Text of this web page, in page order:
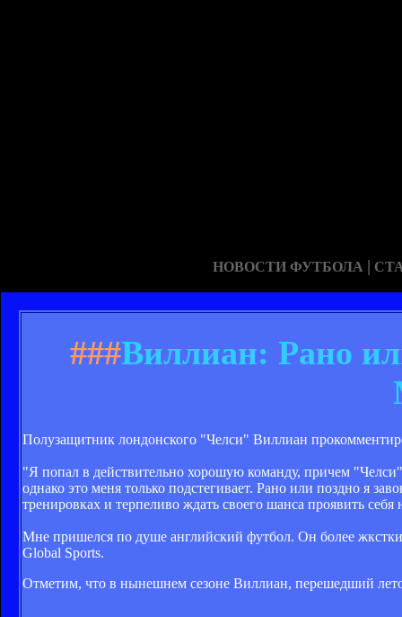
НОВОСТИ ФУТБОЛА |
###Виллиан: Рано
Полузащитник лондонского "Челси" Виллиан
"Я попал в действительно хорошую команду, причем
однако это меня только подстегивает. Рано или поздно я
тренировках и терпеливо ждать своего шанса проявить себя
Мне пришелся по душе английский футбол. Он более
Global Sports.
Отметим, что в нынешнем сезоне Виллиан, перешедший